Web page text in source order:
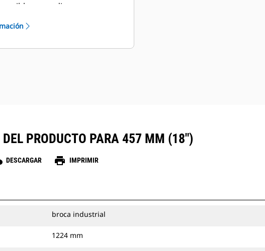
para diversas
externa y dientes planos o
PRODUCTO PARA 457 MM (18")
DESCARGAR print IMPRIMIR
broca industrial
1224 mm